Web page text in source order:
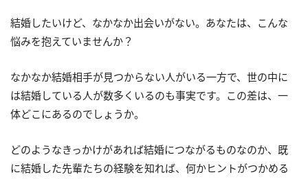
結婚したいけど、なかなか出会いがない。あなたは、こんな
悩みを抱えていませんか？
なかなか結婚相手が見つからない人がいる一方で、世の中に
は結婚している人が数多くいるのも事実です。この差は、一
体どこにあるのでしょうか。
どのようなきっかけがあれば結婚につながるものなのか、既
に結婚した先輩たちの経験を知れば、何かヒントがつかめる